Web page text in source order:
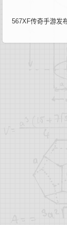
567XF传奇手游发